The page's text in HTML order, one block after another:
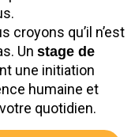
croyons qu’il n’est
Un stage de
une initiation
humaine et
quotidien.